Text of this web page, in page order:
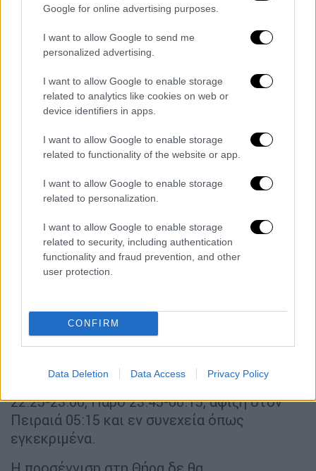
Google for online advertising purposes.
I want to allow Google to send me
personalized advertising.
I want to allow Google to enable storage
related to analytics like cookies on web or
device identifiers in apps.
I want to allow Google to enable storage
related to functionality of the website or app.
I want to allow Google to enable storage
related to personalization.
I want to allow Google to enable storage
related to security, including authentication
functionality and fraud prevention, and other
user protection.
CONFIRM
Data Deletion Data Access Privacy Policy
BLUE STAR DELOS
Το πλοίο θα αναχωρήσει από Πειραιά τη
16:00 (αντί 13:00), για Πάρο 21:00-21:35, Νάξο
22:25-23:00, Πάρο 23:45-00:15, άφιξη στον
Πειραιά 05:15 και εν συνεχεία όπως
εγκεκριμένα.